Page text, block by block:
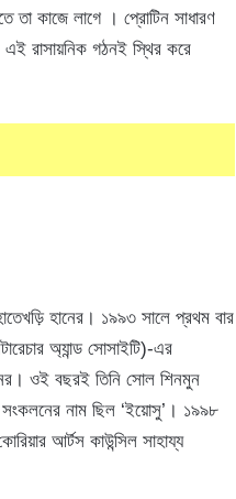
তা কাজে লাগে । প্রোটিন সাধারণ
রাসায়নিক গঠনই স্থির করে
হানের। ১৯৯৩ সালে প্রথম বার
অ্যান্ড সোসাইটি)-এর
ওই বছরই তিনি সোল শিনমুন
নাম ছিল ‘ইয়োসু’। ১৯৯৮
আর্টস কাউন্সিল সাহায্য